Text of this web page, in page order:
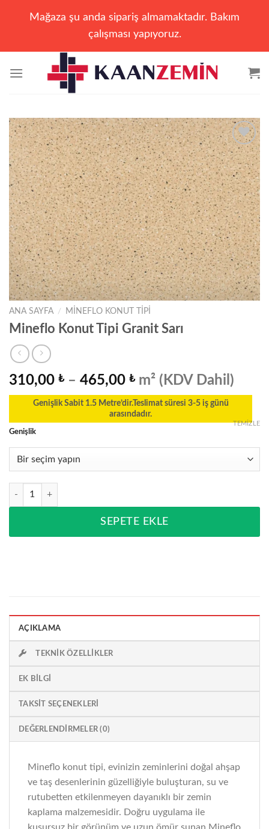
Mağaza şu anda sipariş almamaktadır. Bakım
çalışması yapıyoruz.
atla
Add to
wishlist
ANA SAYFA / MINEFLO KONUT TIPI
Mineflo Konut Tipi Granit Sarı
310,00 ₺ – 465,00 ₺Fiyat
aralığı:
310,00 ₺
-
m² (KDV Dahil)
Genişlik Sabit 1.5 Metre’dir.Teslimat süresi 3-5 iş günü
arasındadır.
Genişlik
TEMIZLE
Mineflo Konut Tipi Granit Sarı adet
SEPETE EKLE
AÇIKLAMA
TEKNIK ÖZELLIKLER
EK BILGI
TAKSIT SEÇENEKLERI
DEĞERLENDIRMELER (0)
Mineflo konut tipi, evinizin zeminlerini doğal ahşap
ve taş desenlerinin güzelliğiyle buluşturan, su ve
rutubetten etkilenmeyen dayanıklı bir zemin
kaplama malzemesidir. Doğru uygulama ile
kusursuz bir görünüm ve uzun ömür sunan Mineflo